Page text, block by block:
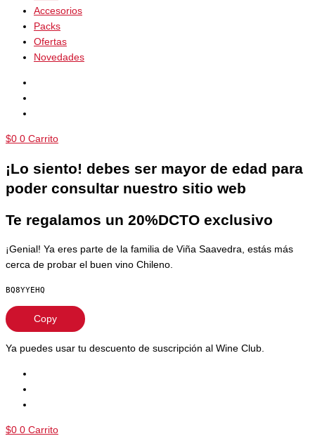
Accesorios
Packs
Ofertas
Novedades
$0 0 Carrito
¡Lo siento! debes ser mayor de edad para
poder consultar nuestro sitio web
Te regalamos un 20%DCTO exclusivo
¡Genial! Ya eres parte de la familia de Viña Saavedra, estás más
cerca de probar el buen vino Chileno.
BQ8YYEHQ
Copy
Ya puedes usar tu descuento de suscripción al Wine Club.
$0 0 Carrito